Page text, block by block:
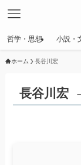
哲学・思想 小説・
ホーム 長谷川宏
長谷川宏